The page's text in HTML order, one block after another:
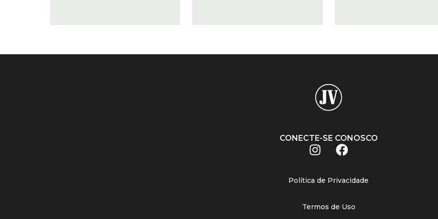
CONECTE-SE CONOSCO
Política de Privacidade
Termos de Uso